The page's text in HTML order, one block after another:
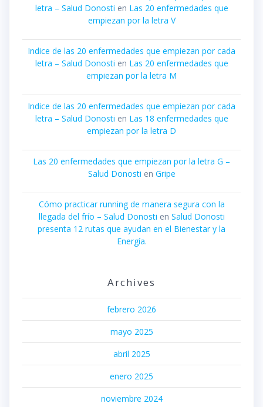
letra – Salud Donosti en Las 20 enfermedades que
empiezan por la letra V
Indice de las 20 enfermedades que empiezan por cada
letra – Salud Donosti en Las 20 enfermedades que
empiezan por la letra M
Indice de las 20 enfermedades que empiezan por cada
letra – Salud Donosti en Las 18 enfermedades que
empiezan por la letra D
Las 20 enfermedades que empiezan por la letra G –
Salud Donosti en Gripe
Cómo practicar running de manera segura con la
llegada del frío – Salud Donosti en Salud Donosti
presenta 12 rutas que ayudan en el Bienestar y la
Energía.
Archives
febrero 2026
mayo 2025
abril 2025
enero 2025
noviembre 2024